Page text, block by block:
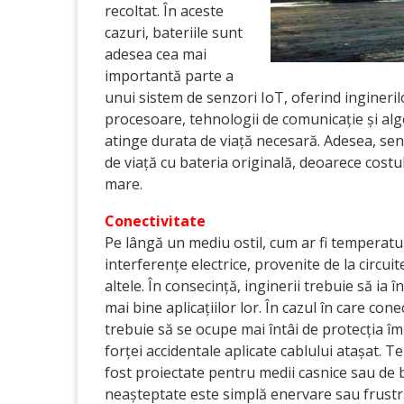
recoltat. În aceste
cazuri, bateriile sunt
adesea cea mai
importantă parte a
unui sistem de senzori IoT, oferind
procesoare, tehnologii de comunicație și
atinge durata de viață necesară. Adesea,
de viață cu bateria originală, deoarece
mare.
Conectivitate
Pe lângă un mediu ostil, cum ar fi
interferențe electrice, provenite de la
altele. În consecință, inginerii trebuie să ia
mai bine aplicațiilor lor. În cazul în care
trebuie să se ocupe mai întâi de protecția
forței accidentale aplicate cablului atașat.
fost proiectate pentru medii casnice sau
neașteptate este simplă enervare sau